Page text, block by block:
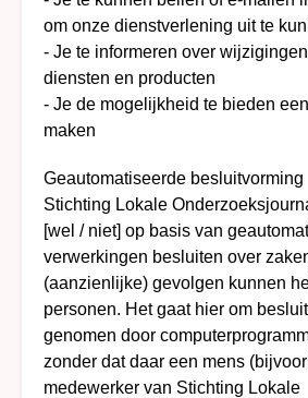
om onze dienstverlening uit te
- Je te informeren over
diensten en producten
- Je de mogelijkheid te bieden
maken
Geautomatiseerde besluitvorming
Stichting Lokale
[wel / niet] op basis van
verwerkingen besluiten over
(aanzienlijke) gevolgen kunnen
personen. Het gaat hier om
genomen door
zonder dat daar een mens
medewerker van Stichting Lokale